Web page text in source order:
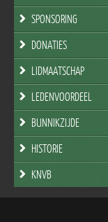
SPONSORING
DONATIES
LIDMAATSCHAP
LEDENVOORDEEL
BUNNIKZIJDE
HISTORIE
KNVB